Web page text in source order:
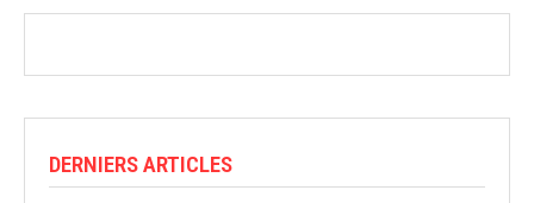
DERNIERS ARTICLES